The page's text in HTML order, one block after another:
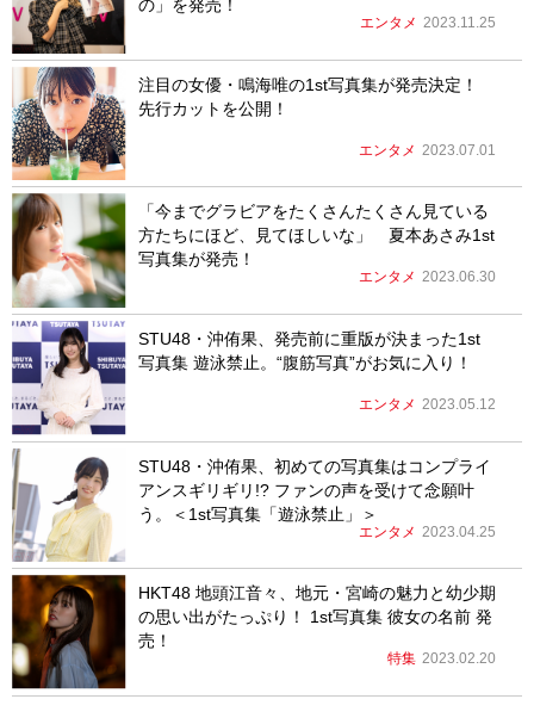
の」を発売！
エンタメ 2023.11.25
注目の女優・鳴海唯の1st写真集が発売決定！
先行カットを公開！
エンタメ 2023.07.01
「今までグラビアをたくさんたくさん見ている
方たちにほど、見てほしいな」 夏本あさみ1st
写真集が発売！
エンタメ 2023.06.30
STU48・沖侑果、発売前に重版が決まった1st
写真集 遊泳禁止。“腹筋写真”がお気に入り！
エンタメ 2023.05.12
STU48・沖侑果、初めての写真集はコンプライ
アンスギリギリ!? ファンの声を受けて念願叶
う。＜1st写真集「遊泳禁止」＞
エンタメ 2023.04.25
HKT48 地頭江音々、地元・宮崎の魅力と幼少期
の思い出がたっぷり！ 1st写真集 彼女の名前 発
売！
特集 2023.02.20